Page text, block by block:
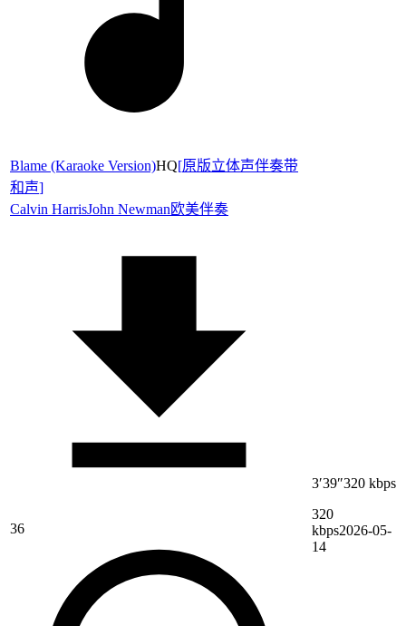
Blame (Karaoke Version)HQ[原版立体声伴奏带
和声]
Calvin HarrisJohn Newman欧美伴奏
36
3′39″320 kbps
320
kbps2026-05-
14